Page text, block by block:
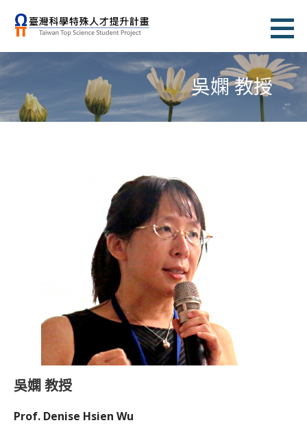
要
容
臺灣科學特殊人才提升計畫
吳嫻 教授
吳嫻 教授
Prof. Denise Hsien Wu